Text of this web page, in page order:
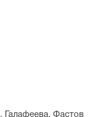
Галафеева, Фастов